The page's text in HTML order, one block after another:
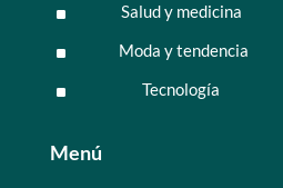
^ Salud y medicina
^ Moda y tendencia
^ Tecnología
Menú